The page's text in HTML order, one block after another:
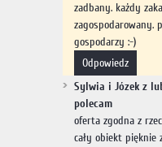
zadbany. każdy
zagospodarowany.
gospodarzy :-)
odpowiedz
Sylwia i Józek z
polecam
oferta zgodna z
cały obiekt pięknie